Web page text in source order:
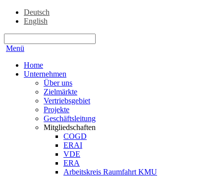
Deutsch
English
Menü
Home
Unternehmen
Über uns
Zielmärkte
Vertriebsgebiet
Projekte
Geschäftsleitung
Mitgliedschaften
COGD
ERAI
VDE
ERA
Arbeitskreis Raumfahrt KMU